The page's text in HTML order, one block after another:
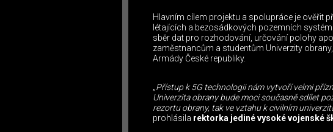
Hlavním cílem projektu a spolupráce je ověřit
létajících a bezosádkových pozemních
sběr dat pro rozhodování, určování polohy
zaměstnancům a studentům Univerzity
Armády České republiky.
„Přístup k 5G technologii nám vytvoří velmi
Univerzita obrany bude moci současně sdílet
rezortu obrany, tak ve vztahu k civilním
prohlásila rektorka jediné vysoké vojenské